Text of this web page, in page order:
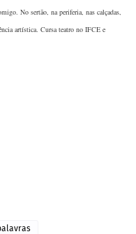
No sertão, na periferia, nas calçadas,
artística. Cursa teatro no IFCE e